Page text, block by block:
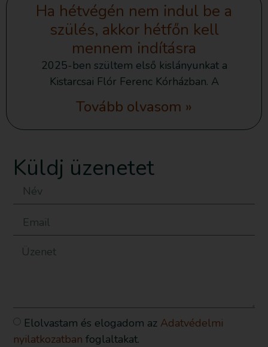
Ha hétvégén nem indul be a
szülés, akkor hétfőn kell
mennem indításra
2025-ben szültem első kislányunkat a
Kistarcsai Flór Ferenc Kórházban. A
Tovább olvasom »
Küldj üzenetet
Elolvastam és elogadom az Adatvédelmi
nyilatkozatban foglaltakat.